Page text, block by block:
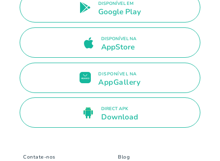
DISPONÍVEL EM
Google Play
DISPONÍVEL NA
AppStore
DISPONÍVEL NA
AppGallery
DIRECT APK
Download
Contate-nos Blog